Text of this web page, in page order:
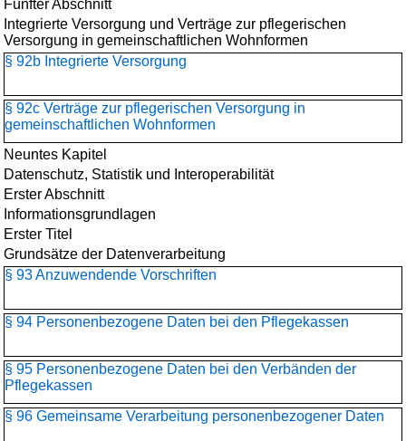
Fünfter Abschnitt
Integrierte Versorgung und Verträge zur pflegerischen
Versorgung in gemeinschaftlichen Wohnformen
§ 92b Integrierte Versorgung
§ 92c Verträge zur pflegerischen Versorgung in
gemeinschaftlichen Wohnformen
Neuntes Kapitel
Datenschutz, Statistik und Interoperabilität
Erster Abschnitt
Informationsgrundlagen
Erster Titel
Grundsätze der Datenverarbeitung
§ 93 Anzuwendende Vorschriften
§ 94 Personenbezogene Daten bei den Pflegekassen
§ 95 Personenbezogene Daten bei den Verbänden der
Pflegekassen
§ 96 Gemeinsame Verarbeitung personenbezogener Daten